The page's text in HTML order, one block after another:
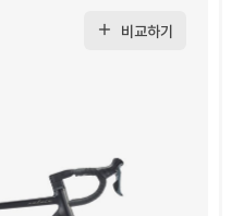
비교하기